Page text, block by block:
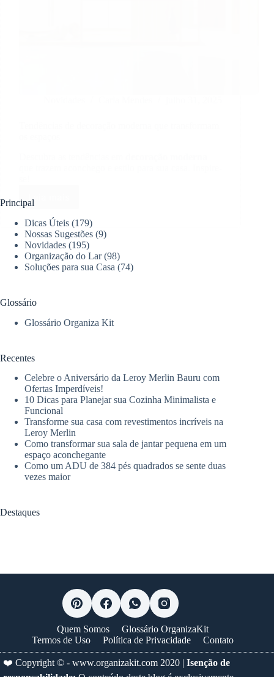
Leia mais
decoração
moderna
que
transformam
os
Principal
Dicas Úteis (179)
Nossas Sugestões (9)
Novidades (195)
Organização do Lar(98)
Soluções para sua Casa (74)
Glossário
Glossário Organiza Kit
Recentes
Celebre o Aniversário da Leroy Merlin Bauru com
Ofertas Imperdíveis!
10 Dicas para Planejar sua Cozinha Minimalista e
Funcional
Transforme sua casa com revestimentos incríveis na
Leroy Merlin
Como transformar sua sala de jantar pequena em um
espaço aconchegante
Como um ADU de 384 pés quadrados se sente duas
vezes maior
Destaques
Quem Somos
Glossário OrganizaKit
Termos de Uso
Política de Privacidade Contato
❤️ Copyright © - www.organizakit.com 2020 | Isenção de